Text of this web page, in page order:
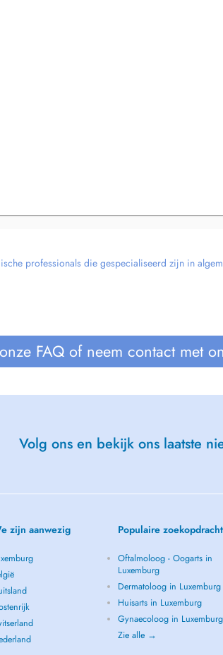
professionals die gespecialiseerd zijn in
FAQ of neem contact met
Volg ons en bekijk ons laatste
zijn aanwezig Populaire
Oftalmoloog - Oogarts in
Luxemburg
Dermatoloog in Luxemburg
Huisarts in Luxemburg
Gynaecoloog in Luxemburg
Zie alle →